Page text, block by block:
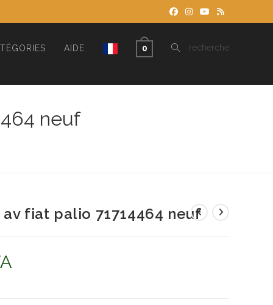
recherche
AIDE 0 TOGGLE
neuf
fiat palio 71714464 neuf